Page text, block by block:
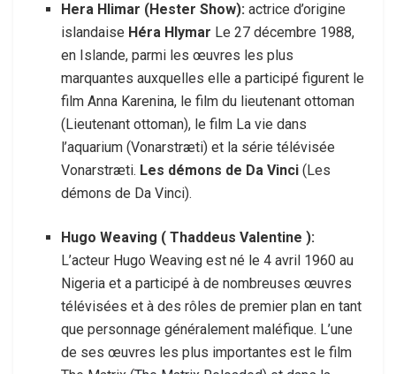
Hera Hlimar (Hester Show):actrice d’origine
islandaise Héra Hlymar Le 27 décembre 1988,
en Islande, parmi les œuvres les plus
marquantes auxquelles elle a participé figurent le
film Anna Karenina, le film du lieutenant ottoman
(Lieutenant ottoman), le film La vie dans
l’aquarium (Vonarstræti) et la série télévisée
Vonarstræti. Les démons de Da Vinci (Les
démons de Da Vinci).
Hugo Weaving ( Thaddeus Valentine ):
L’acteur Hugo Weaving est né le 4 avril 1960 au
Nigeria et a participé à de nombreuses œuvres
télévisées et à des rôles de premier plan en tant
que personnage généralement maléfique. L’une
de ses œuvres les plus importantes est le film